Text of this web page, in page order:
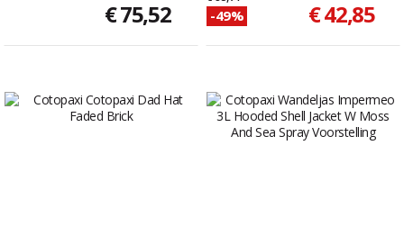
€ 75,52 -49% € 42,85